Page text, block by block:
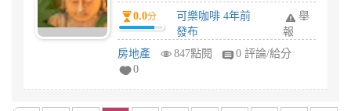
0.0分
可樂咖啡 4年前
發布
舉
報
房地產
847點閱
0 評論/給分
0